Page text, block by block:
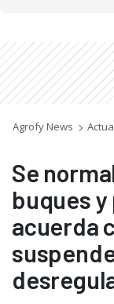
Agrofy News
Se
buques
acuerda